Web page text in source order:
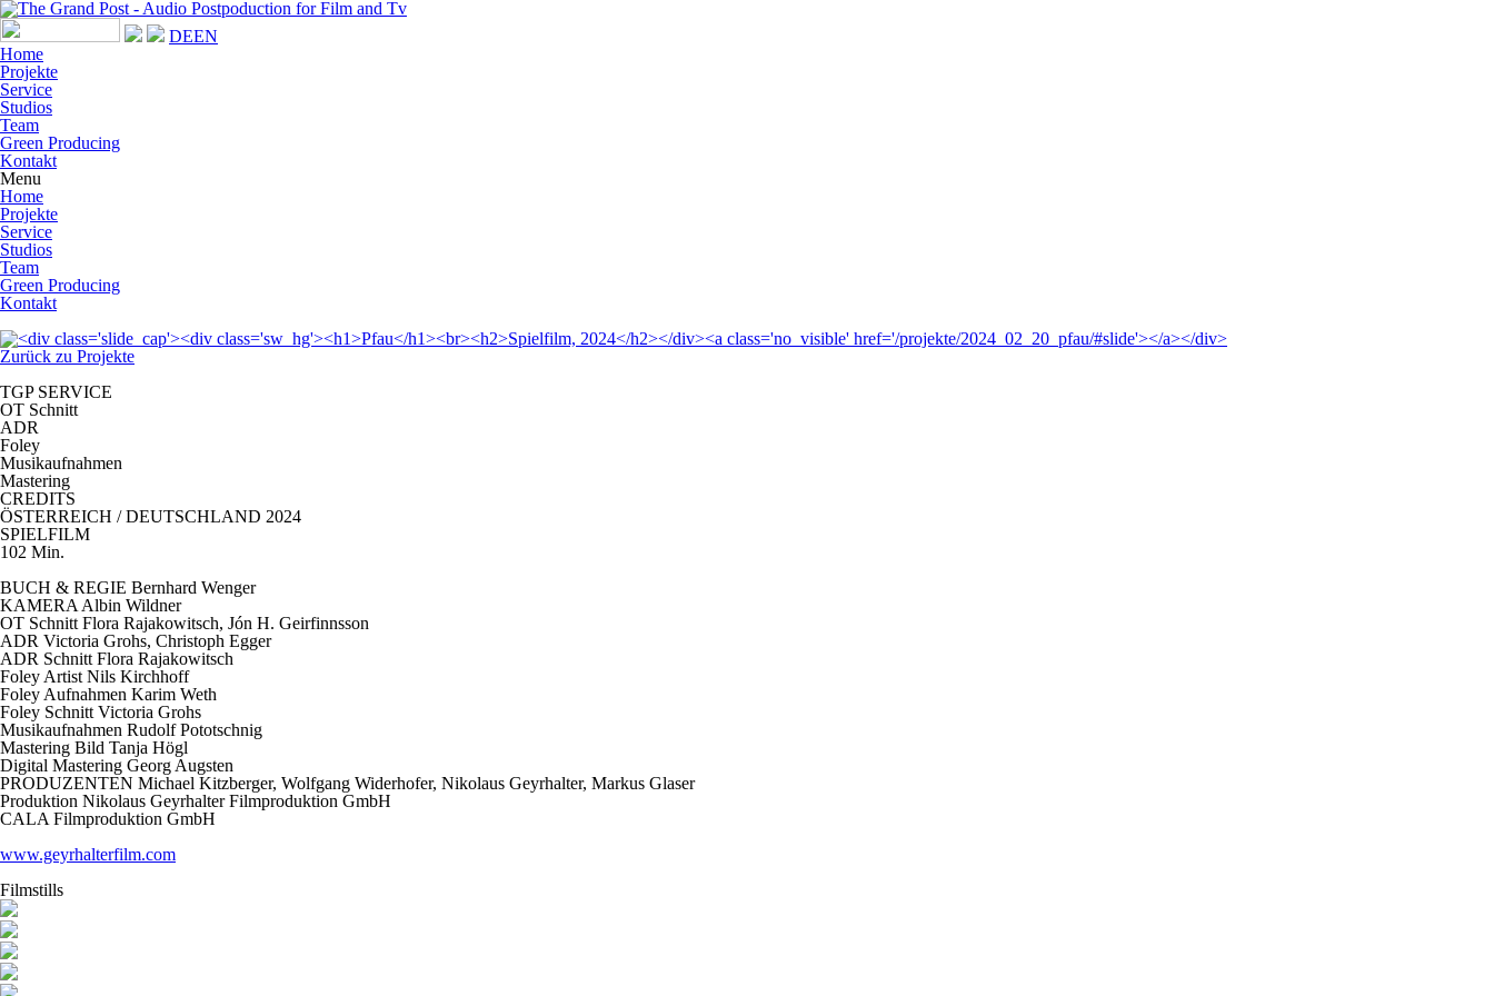
DEEN
Home
Projekte
Service
Studios
Team
Green Producing
Kontakt
Menu
Home
Projekte
Service
Studios
Team
Green Producing
Kontakt
Zurück zu Projekte
TGP SERVICE
OT Schnitt
ADR
Foley
Musikaufnahmen
Mastering
CREDITS
ÖSTERREICH / DEUTSCHLAND 2024
SPIELFILM
102 Min.
BUCH & REGIE Bernhard Wenger
KAMERA Albin Wildner
OT Schnitt Flora Rajakowitsch, Jón H. Geirfinnsson
ADR Victoria Grohs, Christoph Egger
ADR Schnitt Flora Rajakowitsch
Foley Artist Nils Kirchhoff
Foley Aufnahmen Karim Weth
Foley Schnitt Victoria Grohs
Musikaufnahmen Rudolf Pototschnig
Mastering Bild Tanja Högl
Digital Mastering Georg Augsten
PRODUZENTEN Michael Kitzberger, Wolfgang Widerhofer, Nikolaus Geyrhalter, Markus Glaser
Produktion Nikolaus Geyrhalter Filmproduktion GmbH
CALA Filmproduktion GmbH
www.geyrhalterfilm.com
Filmstills